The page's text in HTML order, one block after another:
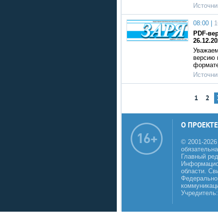
08:00 |
PDF-
версию
1 2
О ПРОЕКТЕ
© 2001-
Главный
области.